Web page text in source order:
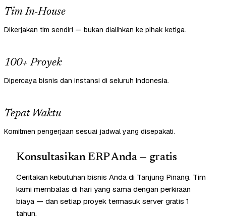
Tim In-House
Dikerjakan tim sendiri — bukan dialihkan ke pihak ketiga.
100+ Proyek
Dipercaya bisnis dan instansi di seluruh Indonesia.
Tepat Waktu
Komitmen pengerjaan sesuai jadwal yang disepakati.
Konsultasikan ERP Anda — gratis
Ceritakan kebutuhan bisnis Anda di Tanjung Pinang. Tim
kami membalas di hari yang sama dengan perkiraan
biaya — dan setiap proyek termasuk server gratis 1
tahun.